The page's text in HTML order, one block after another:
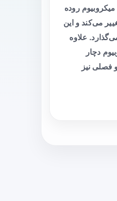
روده
می‌کند و این
علاوه
دچار
فصلی نیز